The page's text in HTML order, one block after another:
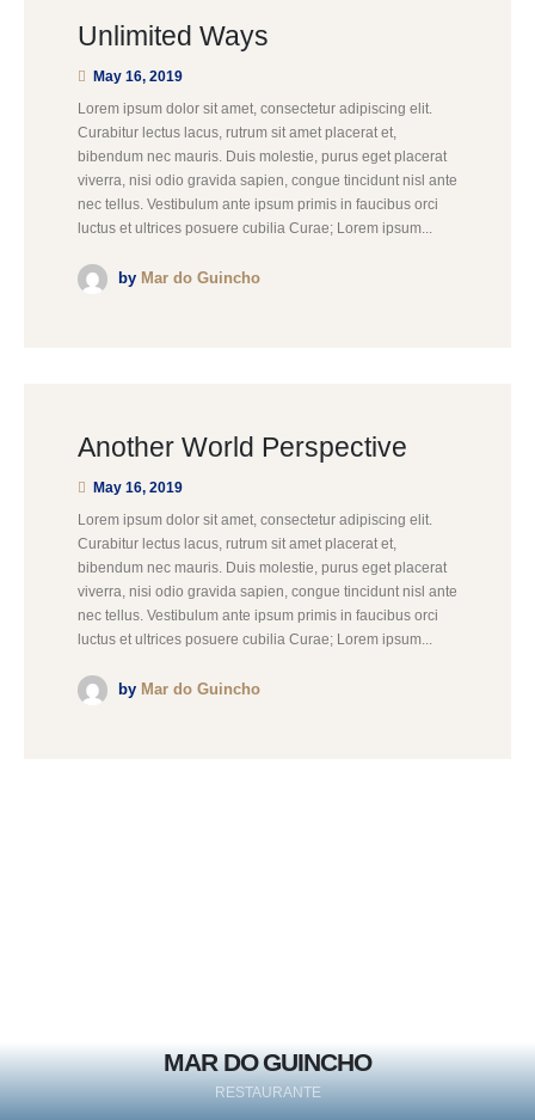
Unlimited Ways
May 16, 2019
Lorem ipsum dolor sit amet, consectetur adipiscing elit.
Curabitur lectus lacus, rutrum sit amet placerat et,
bibendum nec mauris. Duis molestie, purus eget placerat
viverra, nisi odio gravida sapien, congue tincidunt nisl ante
nec tellus. Vestibulum ante ipsum primis in faucibus orci
luctus et ultrices posuere cubilia Curae; Lorem ipsum...
by Mar do Guincho
Another World Perspective
May 16, 2019
Lorem ipsum dolor sit amet, consectetur adipiscing elit.
Curabitur lectus lacus, rutrum sit amet placerat et,
bibendum nec mauris. Duis molestie, purus eget placerat
viverra, nisi odio gravida sapien, congue tincidunt nisl ante
nec tellus. Vestibulum ante ipsum primis in faucibus orci
luctus et ultrices posuere cubilia Curae; Lorem ipsum...
by Mar do Guincho
MAR DO GUINCHO
RESTAURANTE